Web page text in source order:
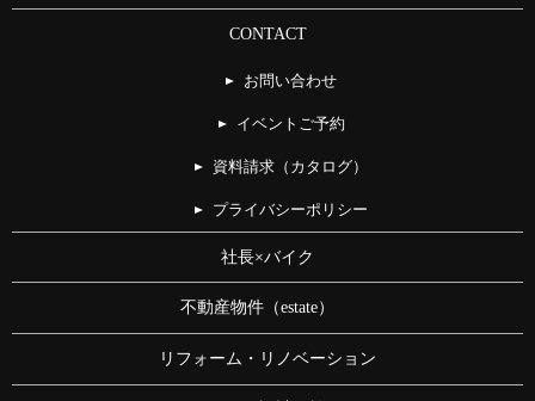
CONTACT
お問い合わせ
イベントご予約
資料請求（カタログ）
プライバシーポリシー
社長×バイク
不動産物件（estate）
リフォーム・リノベーション